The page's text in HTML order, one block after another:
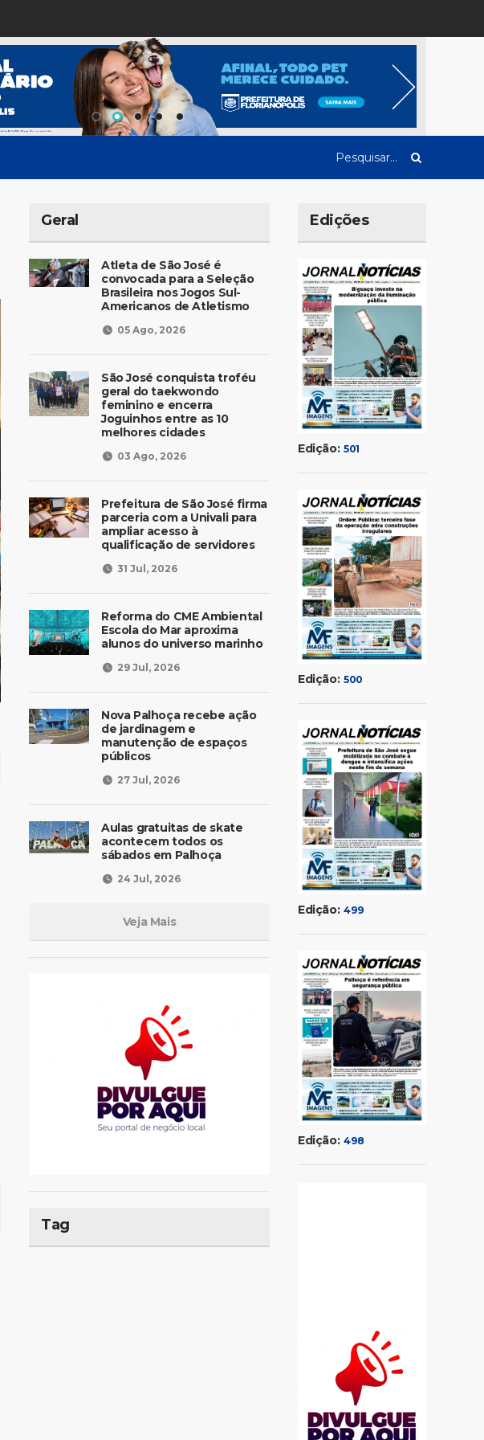
Geral
Atleta de São José é
convocada para a Seleção
Brasileira nos Jogos Sul-
Americanos de Atletismo
05 Ago, 2026
São José conquista troféu
geral do taekwondo
feminino e encerra
Joguinhos entre as 10
melhores cidades
03 Ago, 2026
Prefeitura de São José firma
parceria com a Univali para
ampliar acesso à
qualificação de servidores
31 Jul, 2026
Reforma do CME Ambiental
Escola do Mar aproxima
alunos do universo marinho
29 Jul, 2026
Nova Palhoça recebe ação
de jardinagem e
manutenção de espaços
públicos
27 Jul, 2026
Aulas gratuitas de skate
acontecem todos os
sábados em Palhoça
24 Jul, 2026
Veja Mais
Tag
Edições
Edição: 501
Edição: 500
Edição: 499
Edição: 498